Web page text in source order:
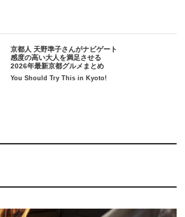
京都人 天野準子さんがナビゲート
感度の高い大人を満足させる
2026年最新京都グルメまとめ
You Should Try This in Kyoto!